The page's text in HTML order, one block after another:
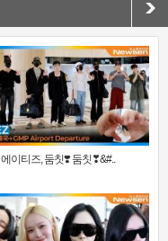
에이티즈, 둠칫❣️ 둠칫❣&#..